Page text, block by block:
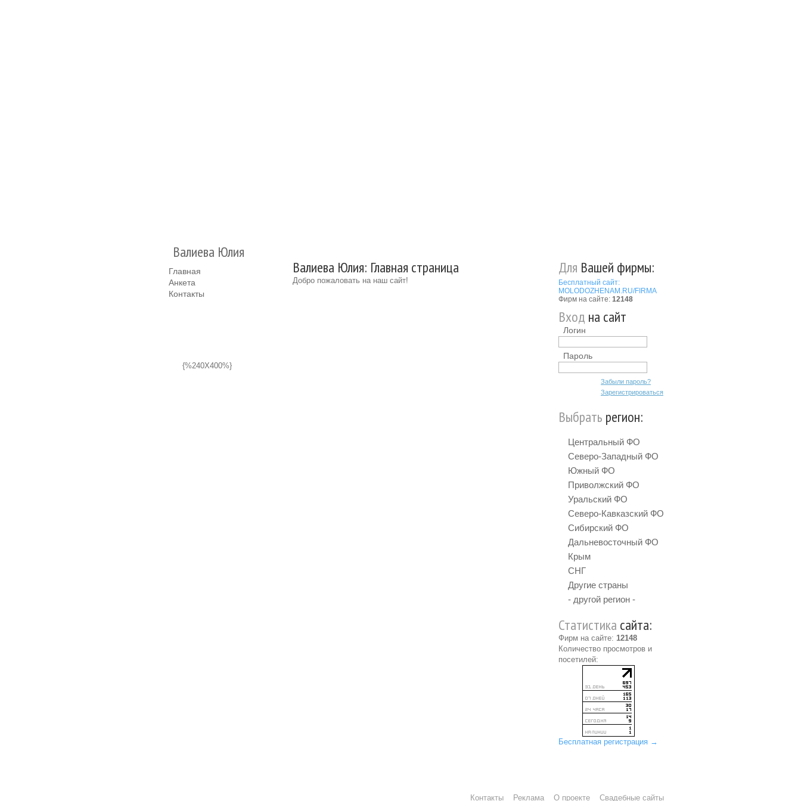
Валиева Юлия
Главная
Анкета
Контакты
{%240X400%}
Валиева Юлия: Главная страница
Добро пожаловать на наш сайт!
Для Вашей фирмы:
Бесплатный сайт:
MOLODOZHENAM.RU/FIRMA
Фирм на сайте: 12148
Вход на сайт
Логин
Пароль
Забыли пароль?
Зарегистрироваться
Выбрать регион:
Центральный ФО
Северо-Западный ФО
Южный ФО
Приволжский ФО
Уральский ФО
Северо-Кавказский ФО
Сибирский ФО
Дальневосточный ФО
Крым
СНГ
Другие страны
- другой регион -
Статистика сайта:
Фирм на сайте: 12148
Количество просмотров и
посетилей:
Бесплатная регистрация →
Контакты Реклама О проекте Свадебные сайты